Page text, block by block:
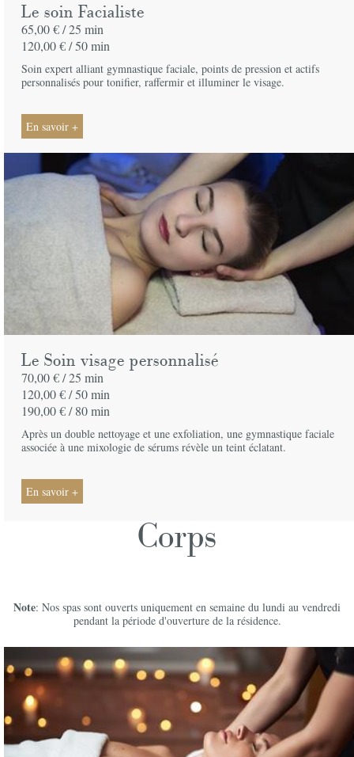
Le soin Facialiste
65,00 € /25 min
120,00 € /50 min
Soin expert alliant gymnastique faciale, points de pression et actifs
personnalisés pour tonifier, raffermir et illuminer le visage.
En savoir +
Le Soin visage personnalisé
70,00 € /25 min
120,00 € /50 min
190,00 € /80 min
Après un double nettoyage et une exfoliation, une gymnastique faciale
associée à une mixologie de sérums révèle un teint éclatant.
En savoir +
Corps
Note: Nos spas sont ouverts uniquement en semaine du lundi au vendredi
pendant la période d'ouverture de la résidence.